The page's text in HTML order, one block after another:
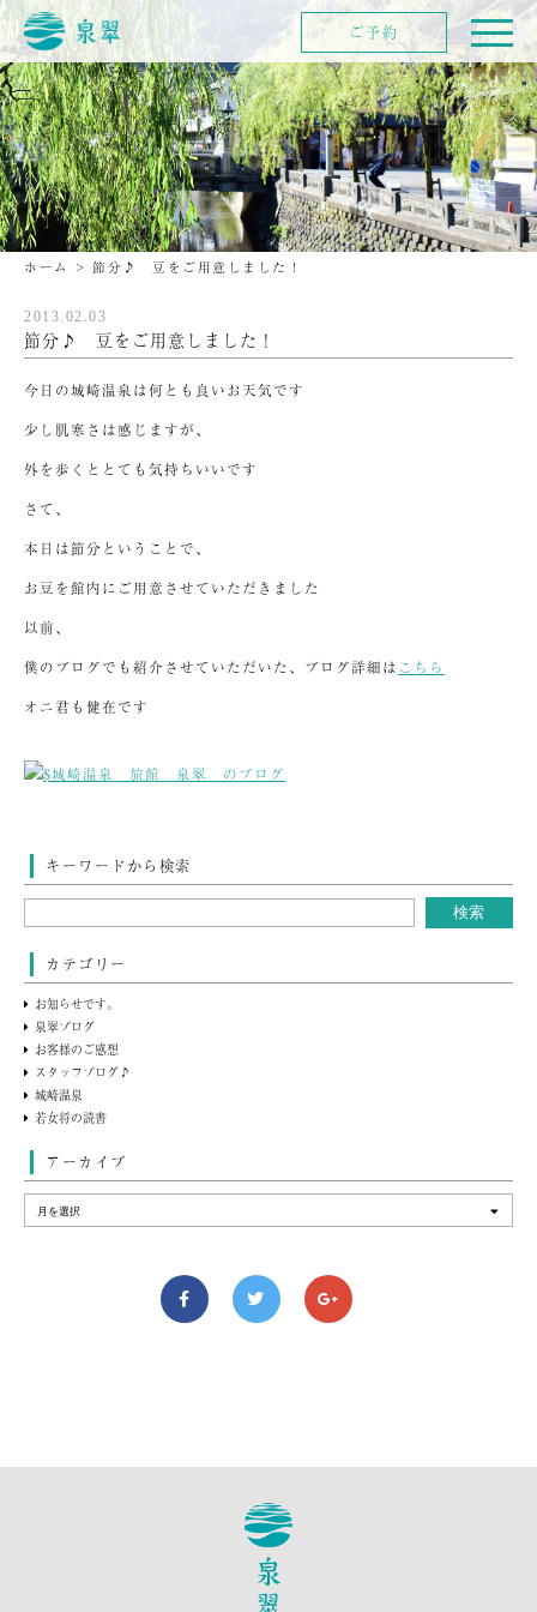
ホーム > 節分♪ 豆をご用意しました！
2013.02.03
節分♪ 豆をご用意しました！
今日の城崎温泉は何とも良いお天気です
少し肌寒さは感じますが、
外を歩くととても気持ちいいです
さて、
本日は節分ということで、
お豆を館内にご用意させていただきました
以前、
僕のブログでも紹介させていただいた、ブログ詳細は こちら
オニ君も健在です
キーワードから検索
カテゴリー
お知らせです。
泉翠ブログ
お客様のご感想
スタッフブログ♪
城崎温泉
若女将の読書
アーカイブ
ご予約